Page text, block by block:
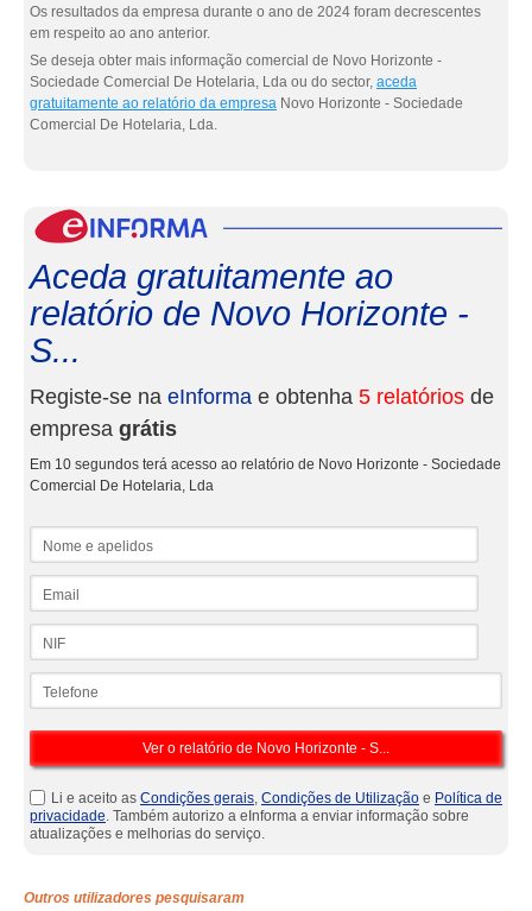
Os resultados da empresa durante o ano de 2024 foram decrescentes
em respeito ao ano anterior.
Se deseja obter mais informação comercial de Novo Horizonte -
Sociedade Comercial De Hotelaria, Lda ou do sector, aceda
gratuitamente ao relatório da empresa Novo Horizonte - Sociedade
Comercial De Hotelaria, Lda.
Aceda gratuitamente ao
relatório de Novo Horizonte -
S...
Registe-se na eInforma e obtenha 5 relatórios de
empresa grátis
Em 10 segundos terá acesso ao relatório de Novo Horizonte - Sociedade
Comercial De Hotelaria, Lda
Li e aceito as Condições gerais, Condições de Utilização e Política de
privacidade. Também autorizo a eInforma a enviar informação sobre
atualizações e melhorias do serviço.
Outros utilizadores pesquisaram